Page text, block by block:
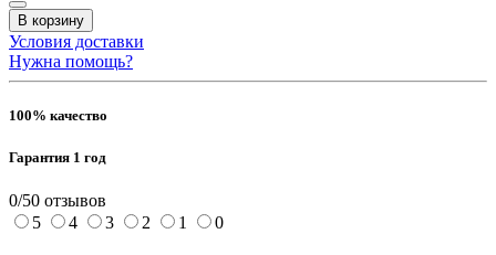
В корзину
Условия доставки
Нужна помощь?
100% качество
Гарантия 1 год
0/50 отзывов
5
4 3 2 1 0